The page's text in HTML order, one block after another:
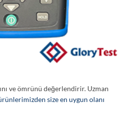
ve ömrünü değerlendirir. Uzman
size en uygun olanı